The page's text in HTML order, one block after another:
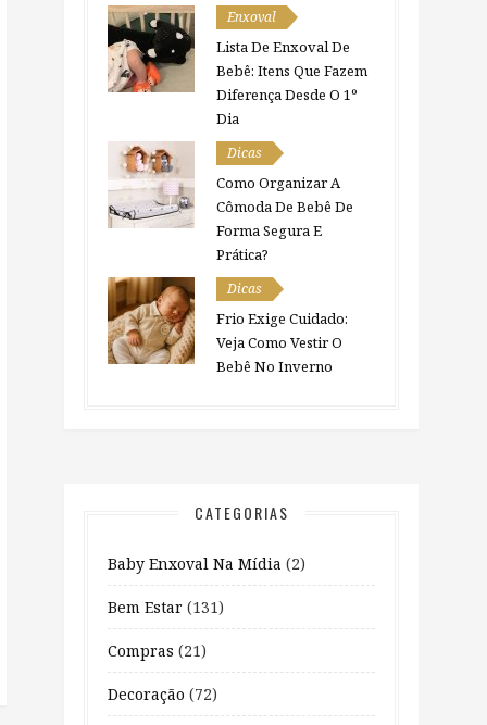
Enxoval
Lista De Enxoval De
Bebê: Itens Que Fazem
Diferença Desde O 1º
Dia
Dicas
Como Organizar A
Cômoda De Bebê De
Forma Segura E
Prática?
Dicas
Frio Exige Cuidado:
Veja Como Vestir O
Bebê No Inverno
CATEGORIAS
Baby Enxoval Na Mídia (2)
Bem Estar (131)
Compras (21)
Decoração (72)